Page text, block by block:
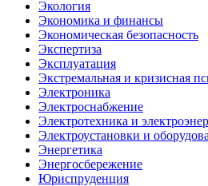
Экология
Экономика и финансы
Экономическая безопасность
Экспертиза
Эксплуатация
Экстремальная и кризисная
Электроника
Электроснабжение
Электротехника и
Электроустановки и
Энергетика
Энергосбережение
Юриспруденция